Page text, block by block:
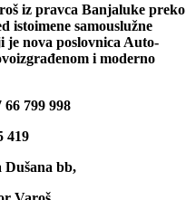
iz pravca Banjaluke preko
istoimene samouslužne
nova poslovnica Auto-
i moderno
66 799 998
419
bb,